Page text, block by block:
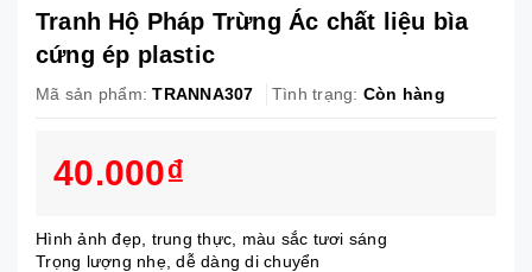
Tranh Hộ Pháp Trừng Ác chất liệu bìa
cứng ép plastic
Mã sản phẩm: TRANNA307 Tình trạng: Còn hàng
40.000₫
Hình ảnh đẹp, trung thực, màu sắc tươi sáng
Trọng lượng nhẹ, dễ dàng di chuyển